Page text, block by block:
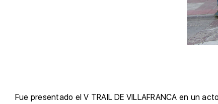
Fue presentado el V TRAIL DE VILLAFRANCA en un